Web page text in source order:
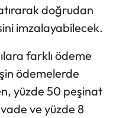
doğrudan
imzalayabilecek.
farklı ödeme
ödemelerde
yüzde 50 peşinat
ve yüzde 8